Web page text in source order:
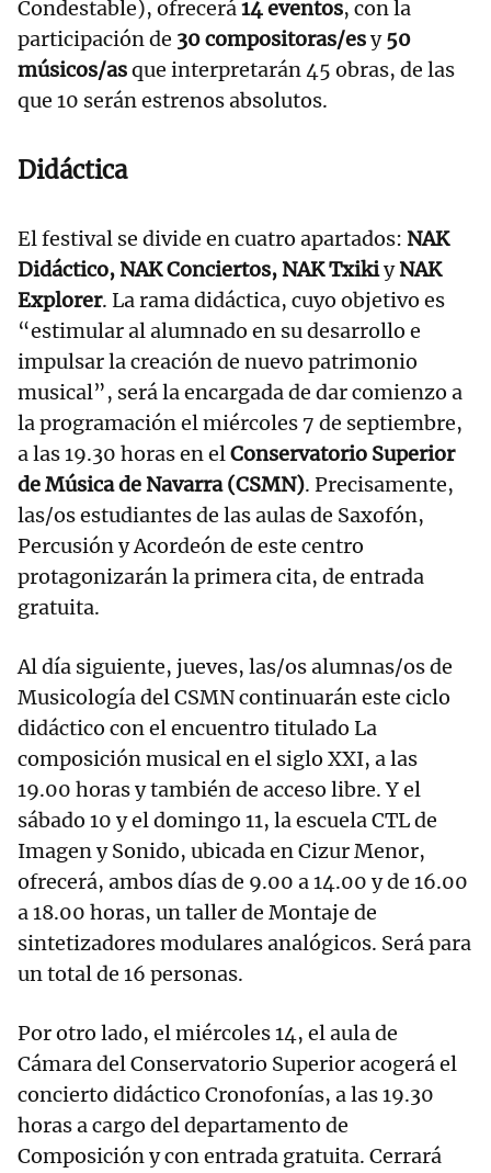
Condestable), ofrecerá14 eventos, con la
participación de 30 compositoras/esy50
músicos/asque interpretarán 45 obras, de las
que 10 serán estrenos absolutos.
Didáctica
El festival se divide en cuatro apartados: NAK
Didáctico, NAK Conciertos, NAK TxikiyNAK
Explorer. La rama didáctica, cuyo objetivo es
“estimular al alumnado en su desarrollo e
impulsar la creación de nuevo patrimonio
musical”, será la encargada de dar comienzo a
la programación el miércoles 7 de septiembre,
a las 19.30 horas en elConservatorio Superior
de Música de Navarra (CSMN). Precisamente,
las/os estudiantes de las aulas de Saxofón,
Percusión y Acordeón de este centro
protagonizarán la primera cita, de entrada
gratuita.
Al día siguiente, jueves, las/os alumnas/os de
Musicología del CSMN continuarán este ciclo
didáctico con el encuentro titulado La
composición musical en el siglo XXI, a las
19.00 horas y también de acceso libre. Y el
sábado 10 y el domingo 11, la escuela CTL de
Imagen y Sonido, ubicada en Cizur Menor,
ofrecerá, ambos días de 9.00 a 14.00 y de 16.00
a 18.00 horas, un taller de Montaje de
sintetizadores modulares analógicos. Será para
un total de 16 personas.
Por otro lado, el miércoles 14, el aula de
Cámara del Conservatorio Superior acogerá el
concierto didáctico Cronofonías, a las 19.30
horas a cargo del departamento de
Composición y con entrada gratuita. Cerrará